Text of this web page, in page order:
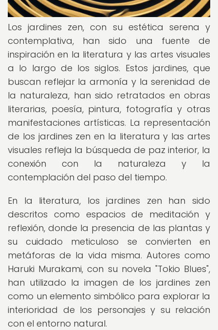
Los jardines zen, con su estética serena y
contemplativa, han sido una fuente de
inspiración en la literatura y las artes visuales
a lo largo de los siglos. Estos jardines, que
buscan reflejar la armonía y la serenidad de
la naturaleza, han sido retratados en obras
literarias, poesía, pintura, fotografía y otras
manifestaciones artísticas. La representación
de los jardines zen en la literatura y las artes
visuales refleja la búsqueda de paz interior, la
conexión con la naturaleza y la
contemplación del paso del tiempo.
En la literatura, los jardines zen han sido
descritos como espacios de meditación y
reflexión, donde la presencia de las plantas y
su cuidado meticuloso se convierten en
metáforas de la vida misma. Autores como
Haruki Murakami, con su novela "Tokio Blues",
han utilizado la imagen de los jardines zen
como un elemento simbólico para explorar la
interioridad de los personajes y su relación
con el entorno natural.